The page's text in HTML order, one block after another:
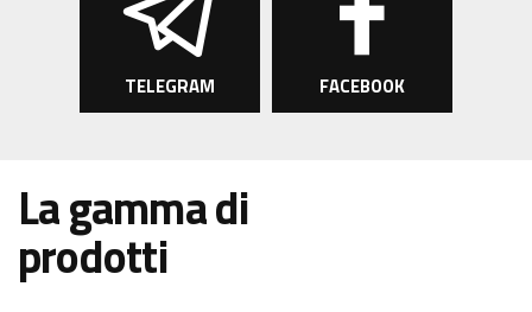
TELEGRAM FACEBOOK
La gamma di
prodotti